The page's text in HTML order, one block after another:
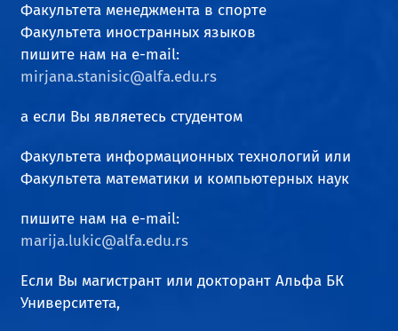
Факультета менеджмента в спорте
Факультета иностранных языков
пишите нам на e-mail:
mirjana.stanisic@alfa.edu.rs
а если Вы являетесь студентом
Факультета информационных технологий или
Факультета математики и компьютерных наук
пишите нам на e-mail:
marija.lukic@alfa.edu.rs
Если Вы магистрант или докторант Альфа БК
Университета,